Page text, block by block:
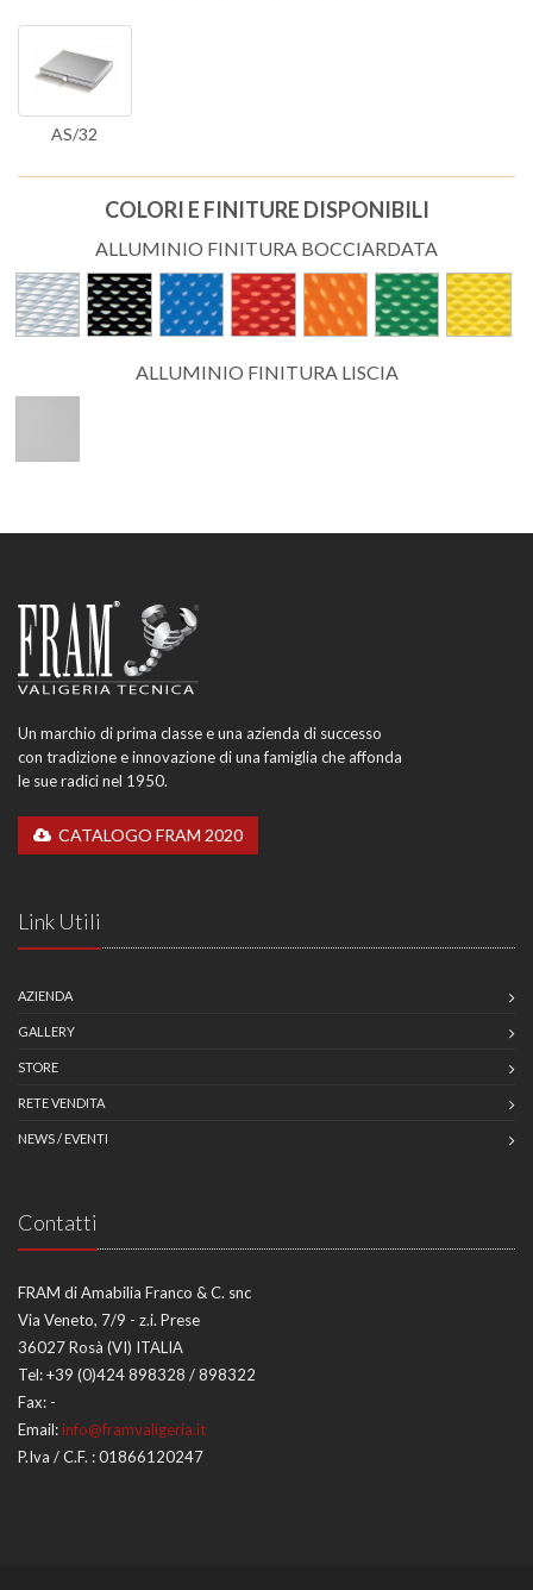
AS/32
COLORI E FINITURE DISPONIBILI
ALLUMINIO FINITURA BOCCIARDATA
ALLUMINIO FINITURA LISCIA
Un marchio di prima classe e una azienda di successo
con tradizione e innovazione di una famiglia che affonda
le sue radici nel 1950.
CATALOGO FRAM 2020
Link Utili
AZIENDA
GALLERY
STORE
RETE VENDITA
NEWS / EVENTI
Contatti
FRAM di Amabilia Franco & C. snc
Via Veneto, 7/9 - z.i. Prese
36027 Rosà (VI) ITALIA
Tel:+39 (0)424 898328 / 898322
Fax: -
Email:info@framvaligeria.it
P.Iva / C.F. : 01866120247